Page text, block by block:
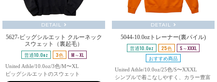
DETAIL
5627-ビッグシルエット クルーネック
スウェット（裏起毛）
普通10.0oz 3色 M～XL
United Athle/10.0oz/3色/M〜XL
ビッグシルエットのスウェット
DETAIL
5044-10.0ozトレーナー(裏パイル)
普通10.0oz 25色
S～XXXL
おすすめ商品
United Athle/10.0oz/25色/S〜XXXL
シンプルで着こなしやすく、カラー豊富